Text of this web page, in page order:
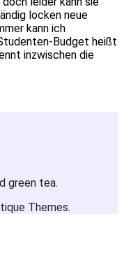
locken neue
kann ich
Budget heißt
inzwischen die
green tea.
Themes.